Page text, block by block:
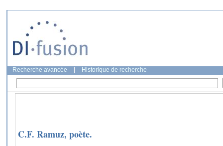
Recherche avancée Historique de recherche
C.F. Ramuz, poète.